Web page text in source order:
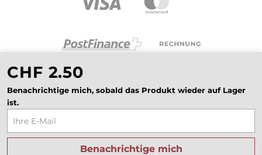
CHF 2.50
Benachrichtige mich, sobald das Produkt wieder auf Lager
ist.
Benachrichtige mich
Alle Preise in CHF inkl. Mehrwertsteuer zzgl.
Versandkosten wenn nicht anders beschrieben.